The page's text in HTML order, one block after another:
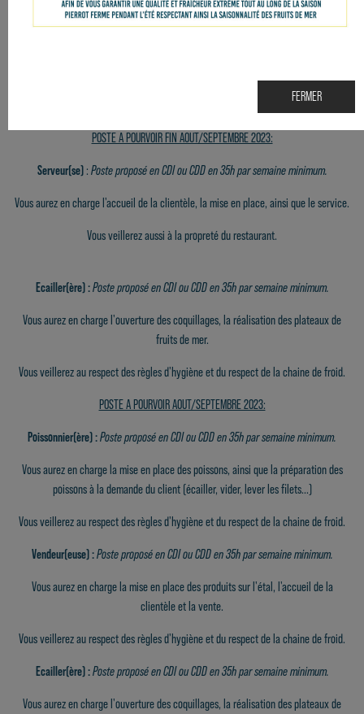
Ecailler(ère) : Poste proposé en CDI ou CDD en 35h par semaine minimum.
Vous veillerez au respect des règles d'hygiène et du respect de la chaine de froid.
POSTE A POURVOIR FIN AOUT/SEPTEMBRE 2023:
Serveur(se): Poste proposé en CDI ou CDD en 35h par semaine minimum.
Vous aurez en charge l'accueil de la clientèle, la mise en place, ainsi que le service.
Vous veillerez aussi à la propreté du restaurant.
Ecailler(ère) :Poste proposé en CDI ou CDD en 35h par semaine minimum.
Vous aurez en charge l'ouverture des coquillages, la réalisation des plateaux de
fruits de mer.
Vous veillerez au respect des règles d'hygiène et du respect de la chaine de froid.
POSTE A POURVOIR AOUT/SEPTEMBRE 2023:
Poissonnier(ère) :Poste proposé en CDI ou CDD en 35h par semaine minimum.
Vous aurez en charge la mise en place des poissons, ainsi que la préparation des
poissons à la demande du client (écailler, vider, lever les filets...)
Vous veillerez au respect des règles d'hygiène et du respect de la chaine de froid.
Vendeur(euse) :Poste proposé en CDI ou CDD en 35h par semaine minimum.
Vous aurez en charge la mise en place des produits sur l'étal, l'accueil de la
clientèle et la vente.
Vous veillerez au respect des règles d'hygiène et du respect de la chaine de froid.
Ecailler(ère) :Poste proposé en CDI ou CDD en 35h par semaine minimum.
Vous aurez en charge l'ouverture des coquillages, la réalisation des plateaux de
FERMER